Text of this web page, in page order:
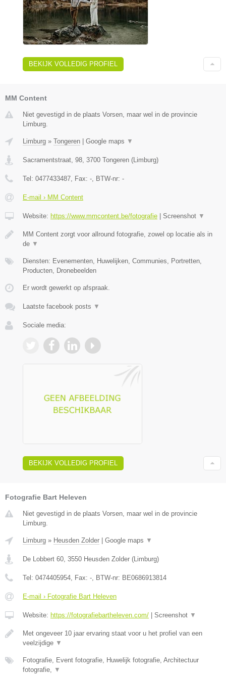
BEKIJK VOLLEDIG PROFIEL
MM Content
Niet gevestigd in de plaats Vorsen, maar wel in de provincie
Limburg.
Limburg » Tongeren Google maps ▼
Sacramentstraat, 98, 3700 Tongeren (Limburg)
Tel: 0477433487, Fax: -, BTW-nr: -
E-mail › MM Content
Website: https://www.mmcontent.be/fotografie Screenshot ▼
MM Content zorgt voor allround fotografie, zowel op locatie als in
de ▼
Diensten: Evenementen, Huwelijken, Communies, Portretten,
Producten, Dronebeelden
Er wordt gewerkt op afspraak.
Laatste facebook posts ▼
Sociale media:
BEKIJK VOLLEDIG PROFIEL
Fotografie Bart Heleven
Niet gevestigd in de plaats Vorsen, maar wel in de provincie
Limburg.
Limburg » Heusden Zolder Google maps ▼
De Lobbert 60, 3550 Heusden Zolder (Limburg)
Tel: 0474405954, Fax: -, BTW-nr: BE0686913814
E-mail › Fotografie Bart Heleven
Website: https://fotografiebartheleven.com/ Screenshot ▼
Met ongeveer 10 jaar ervaring staat voor u het profiel van een
veelzijdige ▼
Fotografie, Event fotografie, Huwelijk fotografie, Architectuur
fotografie, ▼